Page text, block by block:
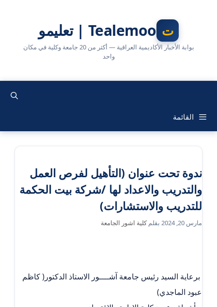
Tealemoo | تعليمو
بوابة الأخبار الأكاديمية العراقية — أكثر من 20 جامعة وكلية في مكان
واحد
القائمة
ندوة تحت عنوان (التأهيل لفرص العمل
والتدريب والاعداد لها /شركة بيت الحكمة
للتدريب والاستشارات)
مارس 20, 2024 بقلمكلية اشور الجامعة
‎ برعاية السيد رئيس جامعة آشــــور الاستاذ الدكتور( كاظم
عبود الماجدي)